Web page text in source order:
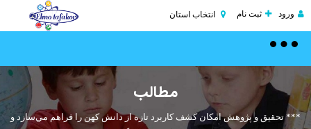
ورود ثبت نام انتخاب استان
Toggle
مطالب
*** تحقیق و پژوهش امكان كشف كاربرد تازه از دانش كهن را فراهم مي‌سازد و